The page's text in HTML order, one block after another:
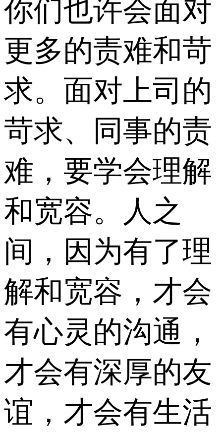
你们也许会面对
更多的责难和苛
求。面对上司的
苛求、同事的责
难，要学会理解
和宽容。人之
间，因为有了理
解和宽容，才会
有心灵的沟通，
才会有深厚的友
谊，才会有生活